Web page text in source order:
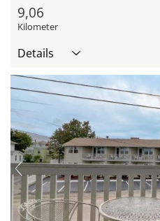
9,06
Kilometer
Details